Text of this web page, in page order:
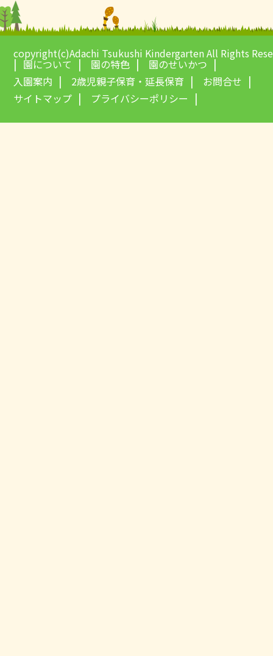
copyright(c)Adachi Tsukushi Kindergarten All Rights
園について 園の特色
園のせいかつ
入園案内
2歳児親子保育・延長保育
お問合せ
サイトマップ
プライバシーポリシー